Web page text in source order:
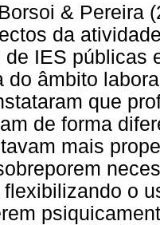
& Pereira
da
de IES públicas
do âmbito
que
de forma
mais
o